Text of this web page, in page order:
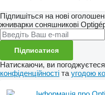
Підпишіться на нові
жниварки соняшникові
Підписатися
Натискаючи, ви
конфіденційності та угодою